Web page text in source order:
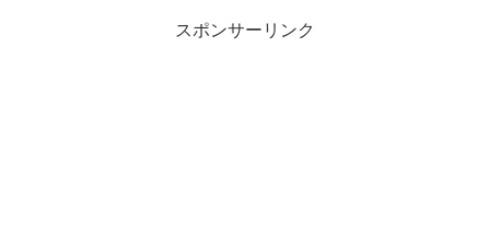
スポンサーリンク